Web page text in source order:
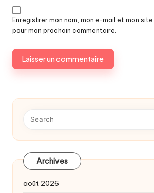
Enregistrer mon nom, mon e-mail et mon
pour mon prochain commentaire.
Archives
août 2026